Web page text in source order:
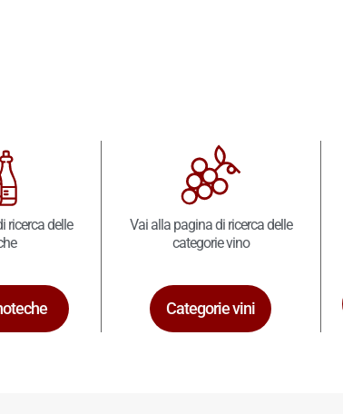
ricerca delle
Vai alla pagina di ricerca delle
categorie vino
Categorie vini